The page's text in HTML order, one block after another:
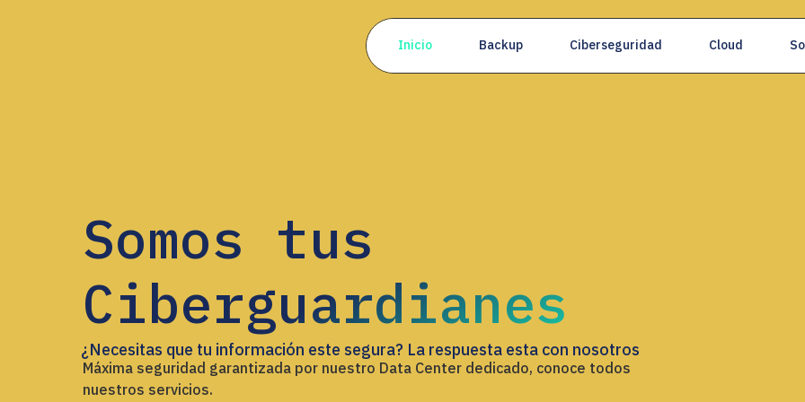
Inicio Backup Ciberseguridad Cloud
Somos tus
Ciberguardianes
¿Necesitas que tu información este segura? La respuesta esta con nosotros
Máxima seguridad garantizada por nuestro Data Center dedicado, conoce todos
nuestros servicios.